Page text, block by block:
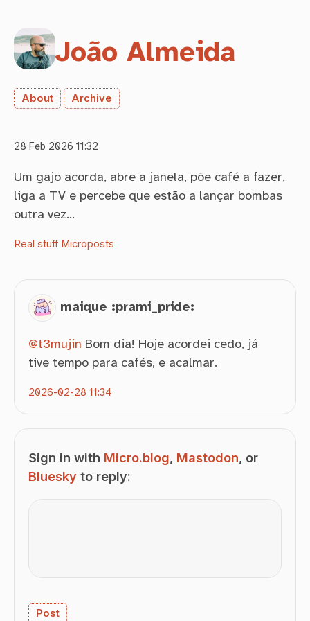
João Almeida
About Archive
28 Feb 2026 11:32
Um gajo acorda, abre a janela, põe café a fazer,
liga a TV e percebe que estão a lançar bombas
outra vez…
Real stuff Microposts
maique :prami_pride:
@t3mujin Bom dia! Hoje acordei cedo, já
tive tempo para cafés, e acalmar.
2026-02-28 11:34
Sign in with Micro.blog, Mastodon, or
Bluesky to reply: